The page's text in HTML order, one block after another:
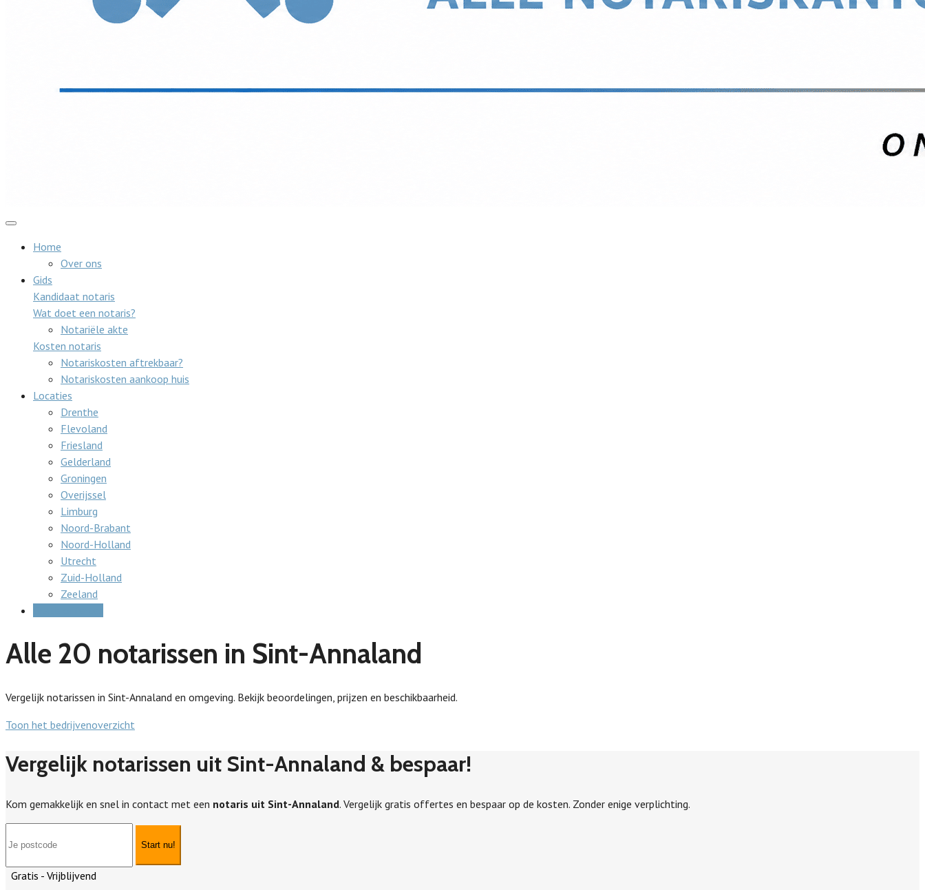
Home
Over ons
Gids
Kandidaat notaris
Wat doet een notaris?
Notariële akte
Kosten notaris
Notariskosten aftrekbaar?
Notariskosten aankoop huis
Locaties
Drenthe
Flevoland
Friesland
Gelderland
Groningen
Overijssel
Limburg
Noord-Brabant
Noord-Holland
Utrecht
Zuid-Holland
Zeeland
Alle 20 notarissen in Sint-Annaland
Vergelijk notarissen in Sint-Annaland en omgeving. Bekijk beoordelingen, prijzen en beschikbaarheid.
Toon het bedrijvenoverzicht
Vergelijk notarissen uit Sint-Annaland & bespaar!
Kom gemakkelijk en snel in contact met een notaris uit Sint-Annaland. Vergelijk gratis offertes en bespaar op de kosten. Zonder enige verplichting.
Start nu!
Gratis - Vrijblijvend